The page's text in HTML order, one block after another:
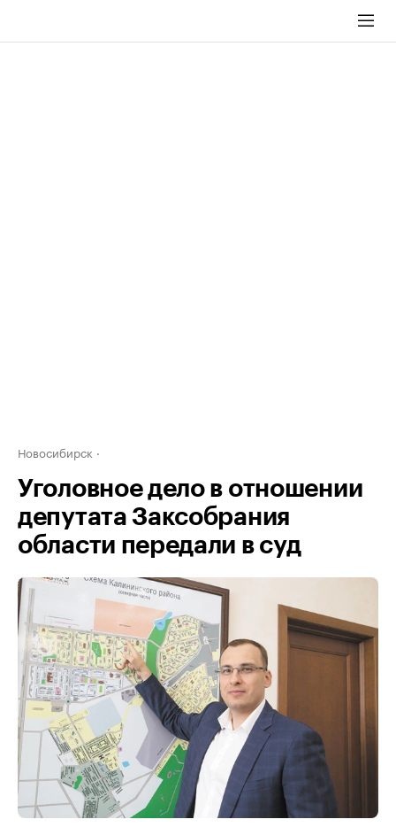
Новосибирск
Уголовное дело в отношении
депутата Заксобрания
области передали в суд